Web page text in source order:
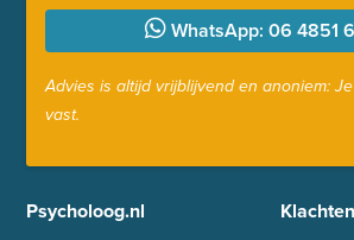
WhatsApp: 06 4851
Advies is altijd vrijblijvend en anoniem:
vast.
Psycholoog.nl
Klachten